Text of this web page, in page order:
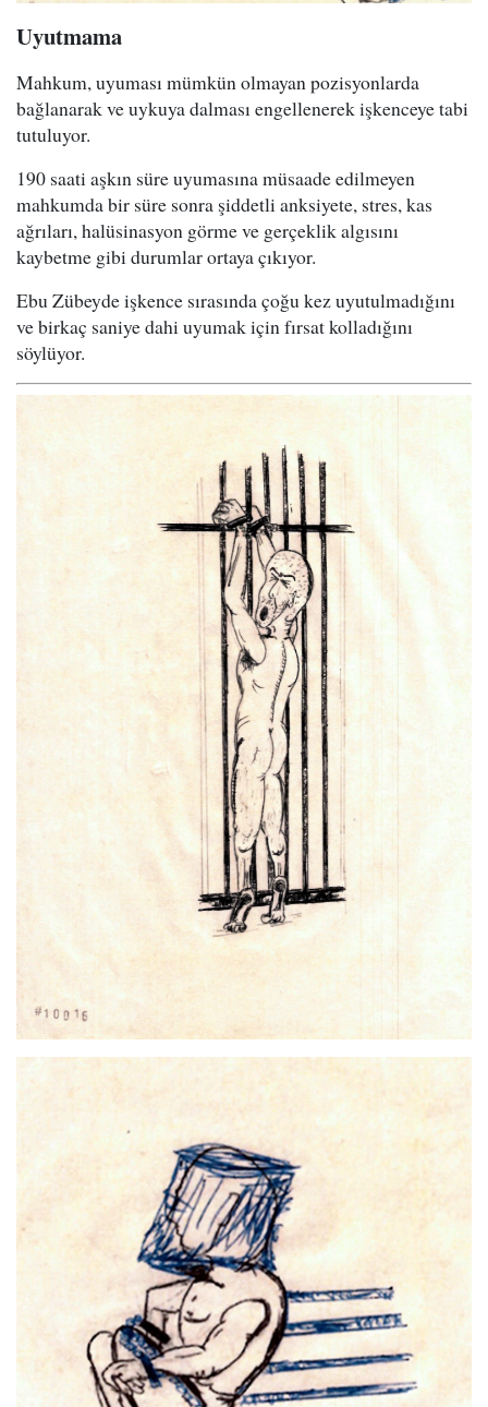
Uyutmama
Mahkum, uyuması mümkün olmayan pozisyonlarda
bağlanarak ve uykuya dalması engellenerek işkenceye tabi
tutuluyor.
190 saati aşkın süre uyumasına müsaade edilmeyen
mahkumda bir süre sonra şiddetli anksiyete, stres, kas
ağrıları, halüsinasyon görme ve gerçeklik algısını
kaybetme gibi durumlar ortaya çıkıyor.
Ebu Zübeyde işkence sırasında çoğu kez uyutulmadığını
ve birkaç saniye dahi uyumak için fırsat kolladığını
söylüyor.